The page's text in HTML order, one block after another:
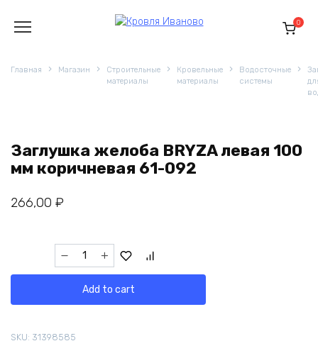
содержанию
0
Главная Магазин
Строительные
материалы
Кровельные
материалы
Водосточные
системы
Заглушка желоба BRYZA левая 100
мм коричневая 61-092
266,00 ₽
Заглушка
желоба
Add to cart
SKU: 31398585